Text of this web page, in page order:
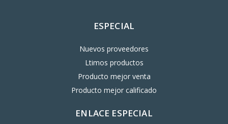
ESPECIAL
Nuevos proveedores
Ltimos productos
Producto mejor venta
Producto mejor calificado
ENLACE ESPECIAL